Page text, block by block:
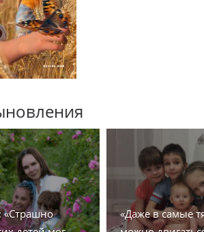
«Страшно
«Даже в самые